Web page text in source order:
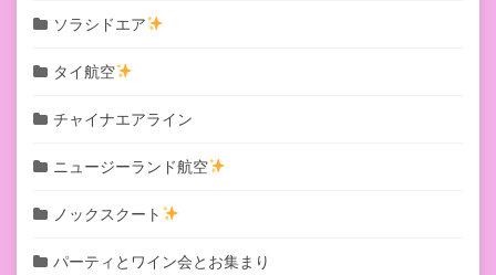
ソラシドエア
タイ航空
チャイナエアライン
ニュージーランド航空
ノックスクート
パーティとワイン会とお集まり